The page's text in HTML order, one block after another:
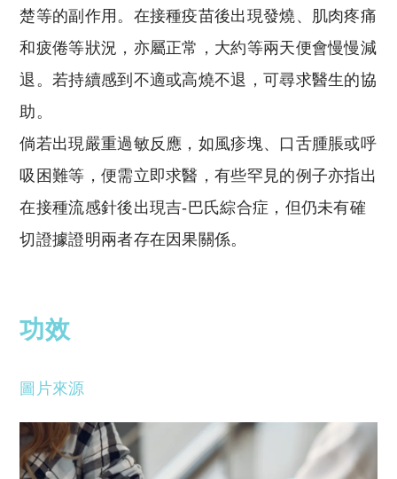
楚等的副作用。在接種疫苗後出現發燒、肌肉疼痛
和疲倦等狀況，亦屬正常，大約等兩天便會慢慢減
退。若持續感到不適或高燒不退，可尋求醫生的協
助。
倘若出現嚴重過敏反應，如風疹塊、口舌腫脹或呼
吸困難等，便需立即求醫，有些罕見的例子亦指出
在接種流感針後出現吉-巴氏綜合症，但仍未有確
切證據證明兩者存在因果關係。
功效
圖片來源